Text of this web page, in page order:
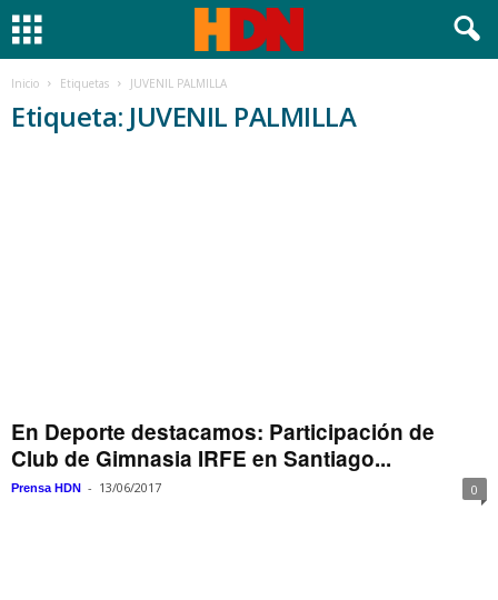
Inicio Etiquetas JUVENIL PALMILLA
Etiqueta: JUVENIL PALMILLA
En Deporte destacamos: Participación de
Club de Gimnasia IRFE en Santiago...
Prensa HDN - 13/06/2017 0